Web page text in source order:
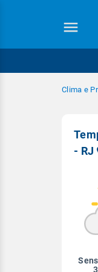
Clima e
- RJ